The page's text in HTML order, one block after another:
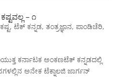
– ೧
, ಟೆಕ್ ಕನ್ನಡ, ತಂತ್ರಜ್ಞಾನ, ಪಾಂಡಿಚೆರಿ,
ಕರ್ನಾಟಕ ಅಂಕಣಟೆಕ್ ಕನ್ನಡದಲ್ಲಿ
ಅನೇಕ ಟೆಕ್ನಾಲಜಿ ಜಾರ್ಗನ್